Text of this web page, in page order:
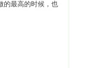
的最高的时候，也